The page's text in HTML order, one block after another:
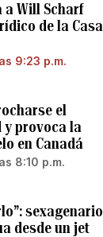
a Will Scharf
de la Casa
9:23 p.m.
el
y provoca la
en Canadá
8:10 p.m.
sexagenario
desde un jet